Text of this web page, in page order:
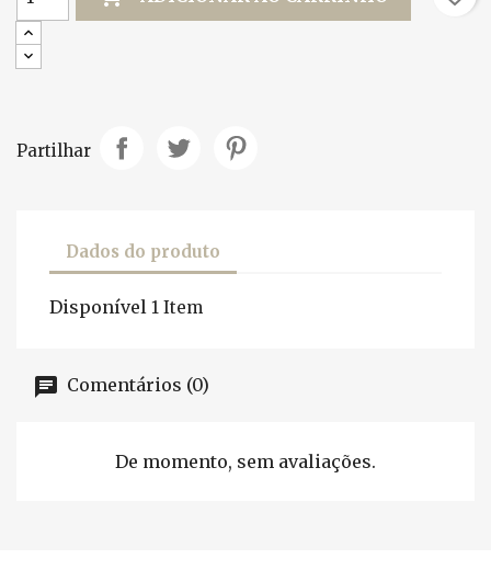
Partilhar
Dados do produto
Disponível 1 Item
Comentários (0)
De momento, sem avaliações.